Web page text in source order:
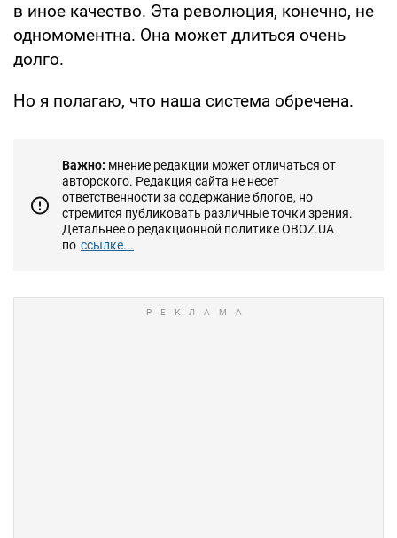
в иное качество. Эта революция, конечно, не
одномоментна. Она может длиться очень
долго.
Но я полагаю, что наша система обречена.
Важно: мнение редакции может отличаться от
авторского. Редакция сайта не несет
ответственности за содержание блогов, но
стремится публиковать различные точки зрения.
Детальнее о редакционной политике OBOZ.UA
по ссылке...